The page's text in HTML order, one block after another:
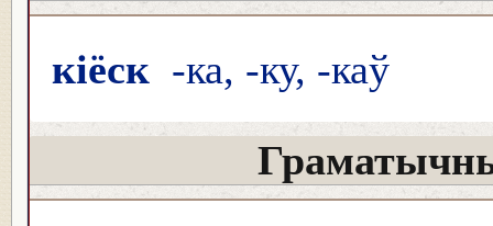
кіёск -ка, -ку, -каў